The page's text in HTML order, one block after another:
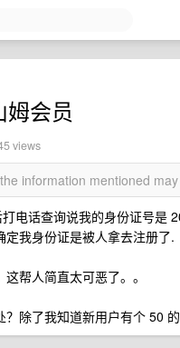
会员
views
information mentioned
电话查询说我的身份证号是
我身份证是被人拿去注册了.
帮人简直太可恶了。。
除了我知道新用户有个 50